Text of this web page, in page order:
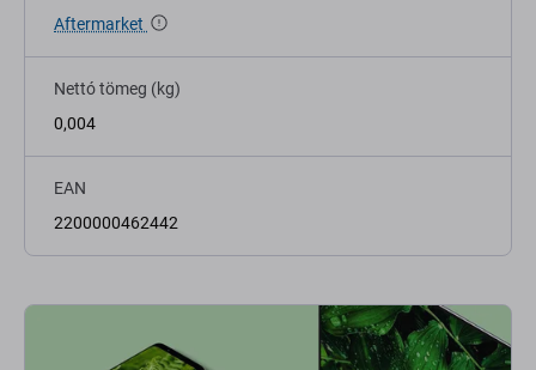
Aftermarket
Nettó tömeg (kg)
0,004
EAN
2200000462442